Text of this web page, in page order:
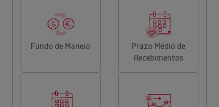
Fundo de Maneio
Prazo Médio de
Recebimentos